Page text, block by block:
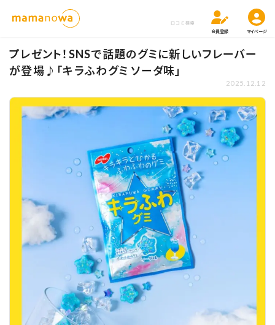
口コミ検索
会員登録
マイページ
プレゼント！SNSで話題のグミに新しいフレーバー
が登場♪「キラふわグミ ソーダ味」
2025.12.12